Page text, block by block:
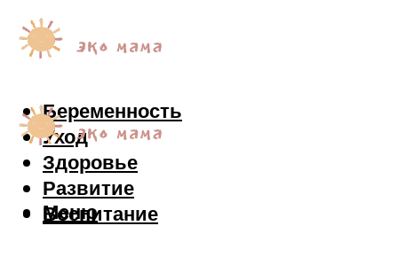
Беременность
Уход
Здоровье
Развитие
Воспитание
Меню